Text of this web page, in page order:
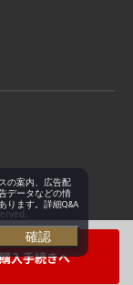
購入手続きへ
の案内、広告配
データなどの情
ります。詳細Q&A
確認